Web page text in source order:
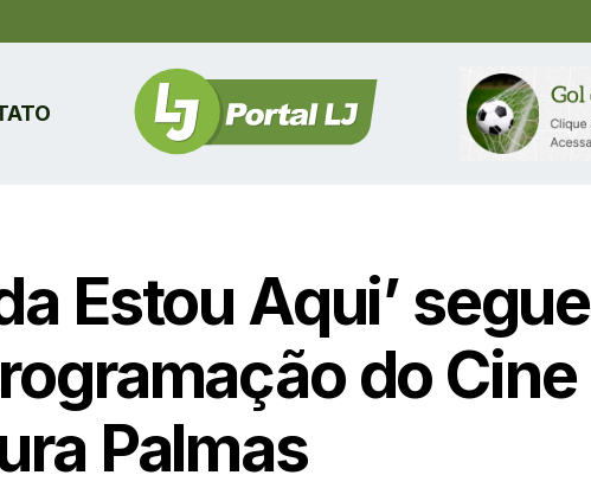
Estou Aqui’ segue
do Cine
Palmas